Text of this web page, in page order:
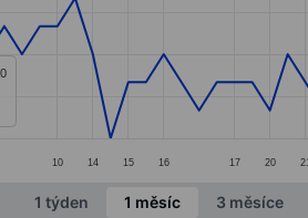
1 X axis displaying categories.
1 Y axis displaying values. Data
10 14 15 16 17 20 21
chart.
1 týden 1 měsíc 3 měsíce